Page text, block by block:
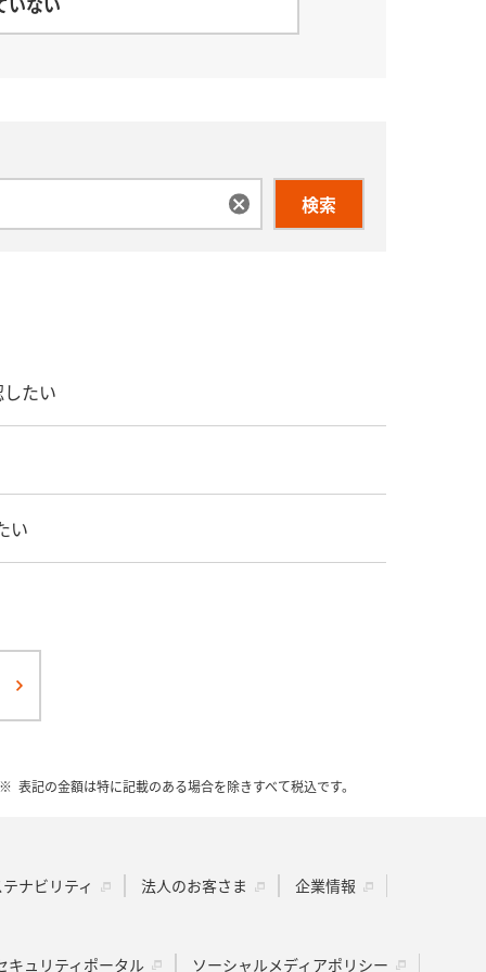
検索
たい
い
表記の金額は特に記載のある場合を除きすべて税込です。
ナビリティ 法人のお客さま
企業情報
キュリティポータル ソーシャルメディアポリシー